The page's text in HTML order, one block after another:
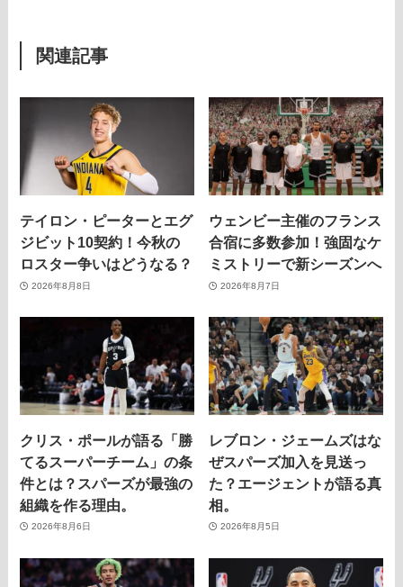
関連記事
テイロン・ピーターとエグ
ジビット10契約！今秋の
ロスター争いはどうなる？
2026年8月8日
ウェンビー主催のフランス
合宿に多数参加！強固なケ
ミストリーで新シーズンへ
2026年8月7日
クリス・ポールが語る「勝
てるスーパーチーム」の条
件とは？スパーズが最強の
組織を作る理由。
2026年8月6日
レブロン・ジェームズはな
ぜスパーズ加入を見送っ
た？エージェントが語る真
相。
2026年8月5日